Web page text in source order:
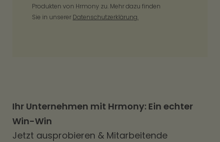
Produkten von Hrmony zu. Mehr dazu finden
Sie in unserer Datenschutzerklärung.
Ihr Unternehmen mit Hrmony: Ein echter
Win-Win
Jetzt ausprobieren & Mitarbeitende